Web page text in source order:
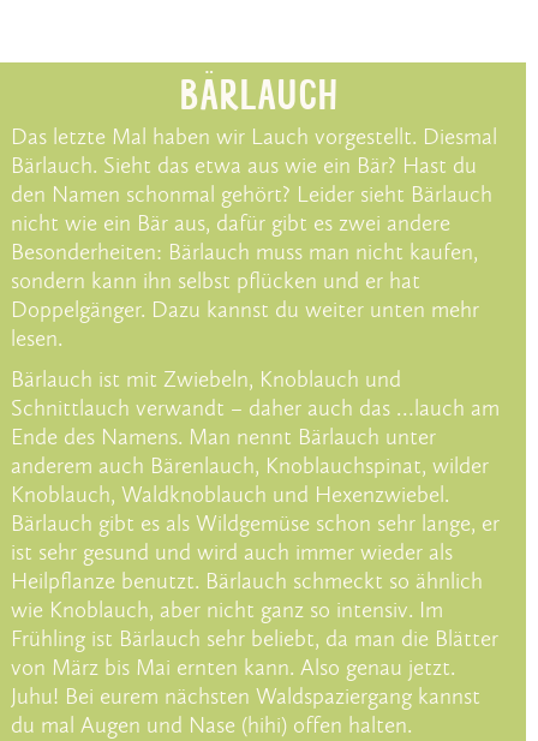
BÄRLAUCH
Das letzte Mal haben wir Lauch vorgestellt. Diesmal
Bärlauch. Sieht das etwa aus wie ein Bär? Hast du
den Namen schonmal gehört? Leider sieht Bärlauch
nicht wie ein Bär aus, dafür gibt es zwei andere
Besonderheiten: Bärlauch muss man nicht kaufen,
sondern kann ihn selbst pflücken und er hat
Doppelgänger. Dazu kannst du weiter unten mehr
lesen.
Bärlauch ist mit Zwiebeln, Knoblauch und
Schnittlauch verwandt – daher auch das …lauch am
Ende des Namens. Man nennt Bärlauch unter
anderem auch Bärenlauch, Knoblauchspinat, wilder
Knoblauch, Waldknoblauch und Hexenzwiebel.
Bärlauch gibt es als Wildgemüse schon sehr lange, er
ist sehr gesund und wird auch immer wieder als
Heilpflanze benutzt. Bärlauch schmeckt so ähnlich
wie Knoblauch, aber nicht ganz so intensiv. Im
Frühling ist Bärlauch sehr beliebt, da man die Blätter
von März bis Mai ernten kann. Also genau jetzt.
Juhu! Bei eurem nächsten Waldspaziergang kannst
du mal Augen und Nase (hihi) offen halten.